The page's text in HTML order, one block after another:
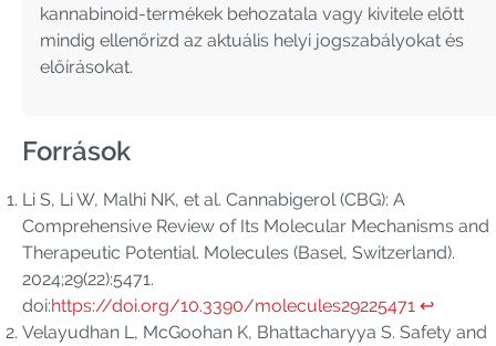
kannabinoid-termékek behozatala vagy kivitele előtt
mindig ellenőrizd az aktuális helyi jogszabályokat és
előírásokat.
Források
Li S, Li W, Malhi NK, et al. Cannabigerol (CBG): A
Comprehensive Review of Its Molecular Mechanisms and
Therapeutic Potential. Molecules (Basel, Switzerland).
2024;29(22):5471.
doi:https://doi.org/10.3390/molecules29225471 ↩︎
Velayudhan L, McGoohan K, Bhattacharyya S. Safety and